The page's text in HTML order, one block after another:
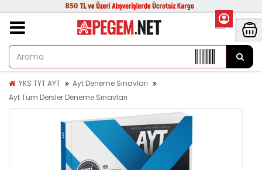
YKS TYT AYT
Ayt Deneme Sınavları
Ayt Tüm Dersler Deneme Sınavları